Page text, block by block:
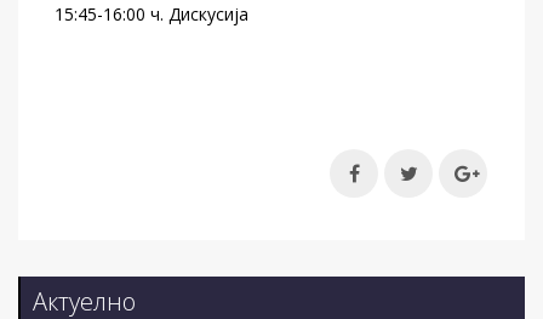
15:45-16:00 ч. Дискусија
Актуелно